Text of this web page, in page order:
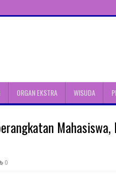
ORGAN EKSTRA WISUDA
0